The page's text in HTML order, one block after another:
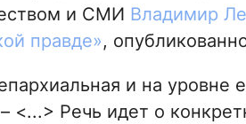
и СМИ Владимир
правде»,
и на
<...> Речь идет о